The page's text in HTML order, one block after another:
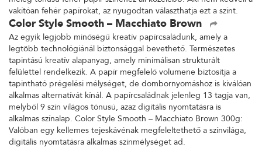
vakítóan fehér papírokat, az nyugodtan választhatja ezt a színt.
Color Style Smooth – Macchiato Brown
Az egyik legjobb minőségű kreatív papírcsaládunk, amely a
legtöbb technológiánál biztonsággal bevethető. Természetes
tapintású kreatív alapanyag, amely minimálisan strukturált
felülettel rendelkezik. A papír megfelelő volumene biztosítja a
tapintható prégelési mélységet, de dombornyomáshoz is kiválóan
alkalmas alternatívát kínál. A papírcsaládnak jelenleg 13 tagja van,
melyből 9 szín világos tónusú, azaz digitális nyomtatásra is
alkalmas színalap. Color Style Smooth – Macchiato Brown 300g:
Valóban egy kellemes tejeskávénak megfeleltethető a színvilága,
digitális nyomtatásra alkalmas színmélységet ad.